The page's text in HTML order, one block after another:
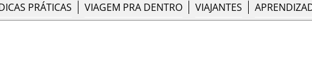
PRÁTICAS VIAGEM PRA DENTRO VIAJANTES